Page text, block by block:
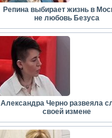
Репина выбирает жизнь в
не любовь Безуса
Александра Черно развеяла
своей измене